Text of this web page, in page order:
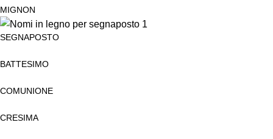
MIGNON
SEGNAPOSTO
BATTESIMO
COMUNIONE
CRESIMA